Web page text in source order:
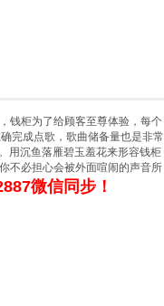
钱柜为了给顾客至尊体验，每个
完成点歌，歌曲储备量也是非常
用沉鱼落雁碧玉羞花来形容钱柜
不必担心会被外面喧闹的声音所
微信同步！